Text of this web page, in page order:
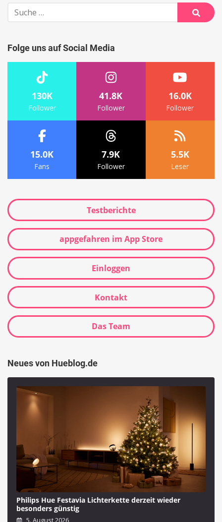
Suche
nach:
Suche
Folge uns auf Social Media
130K
Follower
41.8K
Follower
16.0K
Follower
15.0K
Fans
7.9K
Follower
5.5K
Leser
Testberichte
appgefahren im App Store
Einloggen
Kontakt
Das Team
Neues von Hueblog.de
Philips Hue Festavia Lichterkette derzeit wieder
besonders günstig
5. August 2026